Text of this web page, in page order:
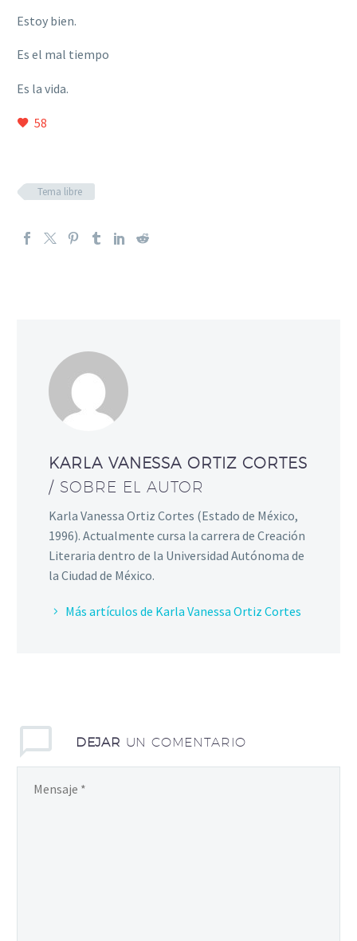
Estoy bien.
Es el mal tiempo
Es la vida.
58
Tema libre
KARLA VANESSA ORTIZ CORTES
/ SOBRE EL AUTOR
Karla Vanessa Ortiz Cortes (Estado de México,
1996). Actualmente cursa la carrera de Creación
Literaria dentro de la Universidad Autónoma de
la Ciudad de México.
Más artículos de Karla Vanessa Ortiz Cortes
DEJAR UN COMENTARIO